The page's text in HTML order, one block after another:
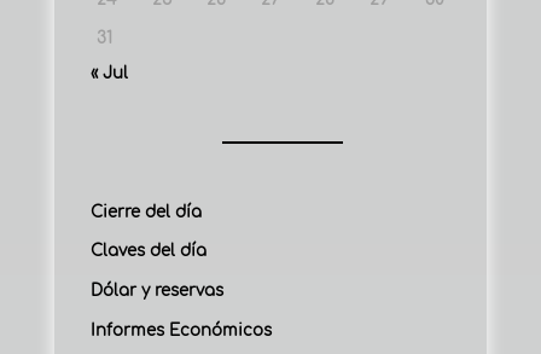
31
« Jul
Cierre del día
Claves del día
Dólar y reservas
Informes Económicos